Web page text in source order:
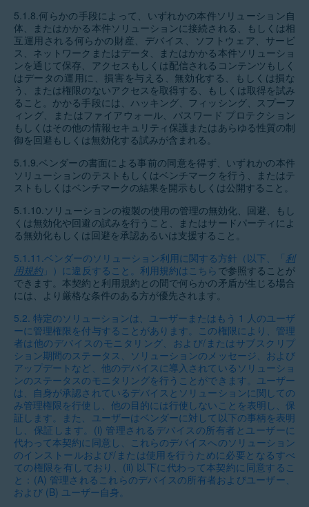
5.1.8.何らかの手段によって、いずれかの本件ソリューション自
体、またはかかる本件ソリューションに接続される、もしくは相
互運用される何らかの財産、デバイス、ソフトウェア、サービ
ス、ネットワークまたはデータ、またはかかる本件ソリューショ
ンを通じて保存、アクセスもしくは配信されるコンテンツもしく
はデータの運用に、損害を与える、無効化する、もしくは損な
う、または権限のないアクセスを取得する、もしくは取得を試み
ること。かかる手段には、ハッキング、フィッシング、スプーフ
ィング、またはファイアウォール、パスワード プロテクション
もしくはその他の情報セキュリティ保護またはあらゆる性質の制
御を回避もしくは無効化する試みが含まれる。
5.1.9.ベンダーの書面による事前の同意を得ず、いずれかの本件
ソリューションのテストもしくはベンチマークを行う、またはテ
ストもしくはベンチマークの結果を開示もしくは公開すること。
5.1.10.ソリューションの複製の使用の管理の無効化、回避、もし
くは無効化や回避の試みを行うこと、またはサードパーティによ
る無効化もしくは回避を承認あるいは支援すること。
5.1.11.ベンダーのソリューション利用に関する方針（以下、「 利
用規約」）に違反すること。利用規約は こちら で参照することが
できます。本契約と利用規約との間で何らかの矛盾が生じる場合
には、より厳格な条件のある方が優先されます。
5.2. 特定のソリューションは、ユーザーまたはもう 1 人のユーザ
ーに管理権限を付与することがあります。この権限により、管理
者は他のデバイスのモニタリング、および/またはサブスクリプ
ション期間のステータス、ソリューションのメッセージ、および
アップデートなど、他のデバイスに導入されているソリューショ
ンのステータスのモニタリングを行うことができます。ユーザー
は、自身が承認されているデバイスとソリューションに関しての
み管理権限を行使し、他の目的には行使しないことを表明し、保
証します。また、ユーザーはベンダーに対して以下の事柄を表明
し、保証します。(i) 管理されるデバイスの所有者とユーザーに
代わって本契約に同意し、これらのデバイスへのソリューション
のインストールおよび/または使用を行うために必要となるすべ
ての権限を有しており、(ii) 以下に代わって本契約に同意するこ
と：(A) 管理されるこれらのデバイスの所有者およびユーザー、
および (B) ユーザー自身。